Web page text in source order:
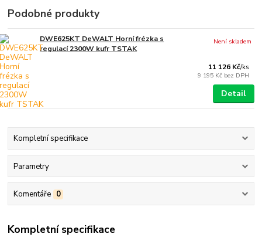
Podobné produkty
DWE625KT DeWALT Horní frézka s
regulací 2300W kufr TSTAK
11 126 Kč/ks
9 195 Kč bez DPH
Není skladem
Detail
Kompletní specifikace
Parametry
Komentáře 0
Kompletní specifikace